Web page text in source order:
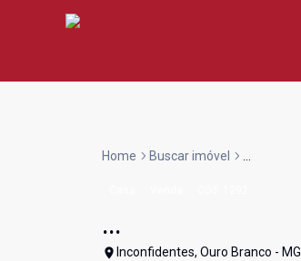
Home Buscar imóvel ...
...
Inconfidentes, Ouro Branco - MG